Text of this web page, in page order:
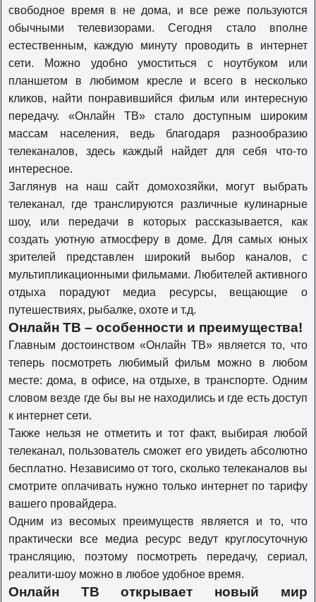
К1
Viasat Explore
Viasat Nature
Viasat History
Travel+adventure
Travel Channel
History
Наука 2.0
Т24
Оружие
Живая планета
свободное время в не дома, и все реже пользуются
обычными телевизорами. Сегодня стало вполне
естественным, каждую минуту проводить в интернет
сети. Можно удобно умоститься с ноутбуком или
планшетом в любимом кресле и всего в несколько
кликов, найти понравившийся фильм или интересную
передачу. «Онлайн ТВ» стало доступным широким
массам населения, ведь благодаря разнообразию
телеканалов, здесь каждый найдет для себя что-то
интересное.
Заглянув на наш сайт домохозяйки, могут выбрать
телеканал, где транслируются различные кулинарные
шоу, или передачи в которых рассказывается, как
создать уютную атмосферу в доме. Для самых юных
зрителей представлен широкий выбор каналов, с
мультипликационными фильмами. Любителей активного
отдыха порадуют медиа ресурсы, вещающие о
путешествиях, рыбалке, охоте и т.д.
Онлайн ТВ – особенности и преимущества!
Главным достоинством «Онлайн ТВ» является то, что
теперь посмотреть любимый фильм можно в любом
месте: дома, в офисе, на отдыхе, в транспорте. Одним
словом везде где бы вы не находились и где есть доступ
к интернет сети.
Также нельзя не отметить и тот факт, выбирая любой
телеканал, пользователь сможет его увидеть абсолютно
бесплатно. Независимо от того, сколько телеканалов вы
смотрите оплачивать нужно только интернет по тарифу
вашего провайдера.
Одним из весомых преимуществ является и то, что
практически все медиа ресурс ведут круглосуточную
трансляцию, поэтому посмотреть передачу, сериал,
реалити-шоу можно в любое удобное время.
Онлайн ТВ открывает новый мир